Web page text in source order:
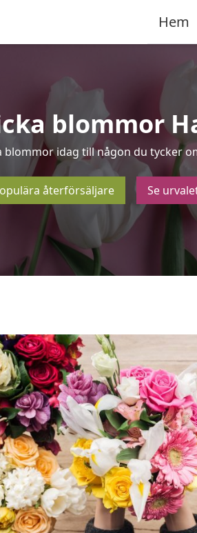
Hem
blommor
blommor idag till någon du tycker
återförsäljare Se